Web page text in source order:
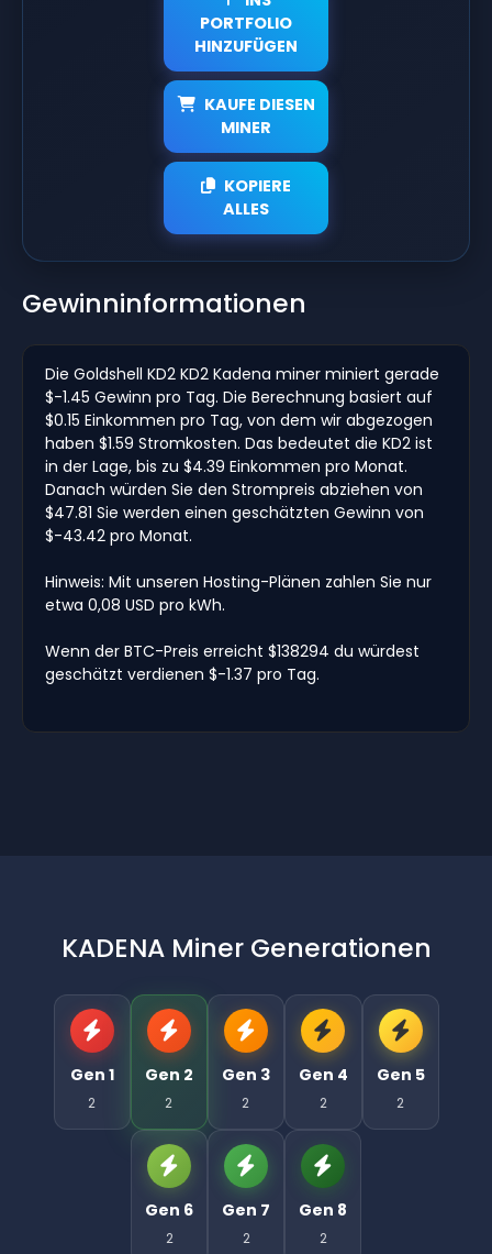
PORTFOLIO
HINZUFÜGEN
KAUFE DIESEN
MINER
KOPIERE
ALLES
Gewinninformationen
Die Goldshell KD2 KD2 Kadena miner miniert gerade
$-1.45 Gewinn pro Tag. Die Berechnung basiert auf
$0.15 Einkommen pro Tag, von dem wir abgezogen
haben $1.59 Stromkosten. Das bedeutet die KD2 ist
in der Lage, bis zu $4.39 Einkommen pro Monat.
Danach würden Sie den Strompreis abziehen von
$47.81 Sie werden einen geschätzten Gewinn von
$-43.42 pro Monat.
Hinweis: Mit unseren Hosting-Plänen zahlen Sie nur
etwa 0,08 USD pro kWh.
Wenn der BTC-Preis erreicht $138294 du würdest
geschätzt verdienen $-1.37 pro Tag.
KADENA Miner Generationen
Gen 1
2
Gen 2
2
Gen 3
2
Gen 4
2
Gen 5
2
Gen 6
2
Gen 7
2
Gen 8
2